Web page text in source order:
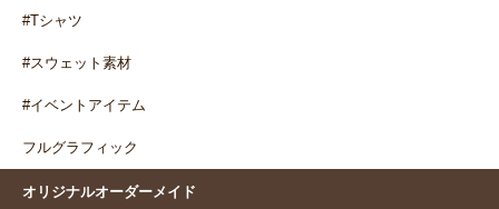
#Tシャツ
#スウェット素材
#イベントアイテム
フルグラフィック
オリジナルオーダーメイド